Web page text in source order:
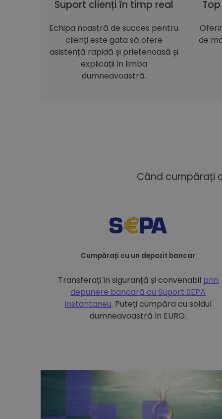
Suport clienți în timp real
Echipa noastră de succes pentru
clienți este gata să ofere
asistență rapidă și prietenoasă și
explicații în limba
dumneavoastră.
de
Când cumpărați
Cumpărați cu un depozit bancar
Transferați în siguranță și convenabil prin
depunere bancară cu Suport SEPA
instantaneu. Puteți cumpăra cu soldul
dumneavoastră în EURO.